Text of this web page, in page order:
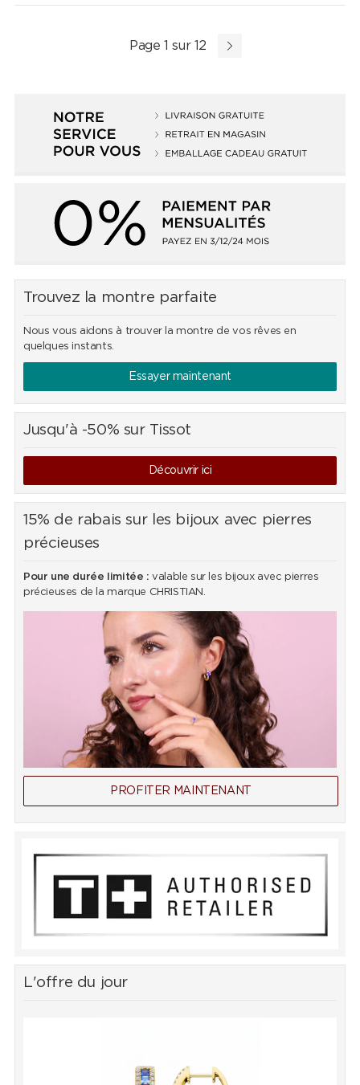
Page 1 sur 12
Trouvez la montre parfaite
Nous vous aidons à trouver la montre de vos rêves en
quelques instants.
Essayer maintenant
Jusqu'à -50% sur Tissot
Découvrir ici
15% de rabais sur les bijoux avec pierres
précieuses
Pour une durée limitée : valable sur les bijoux avec pierres
précieuses de la marque CHRISTIAN.
PROFITER MAINTENANT
L'offre du jour